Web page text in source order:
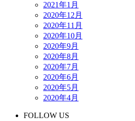
2021年1月
2020年12月
2020年11月
2020年10月
2020年9月
2020年8月
2020年7月
2020年6月
2020年5月
2020年4月
FOLLOW US